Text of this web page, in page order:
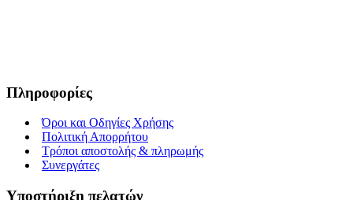
Πληροφορίες
Όροι και Οδηγίες Χρήσης
Πολιτική Απορρήτου
Τρόποι αποστολής & πληρωμής
Συνεργάτες
Υποστήριξη πελατών